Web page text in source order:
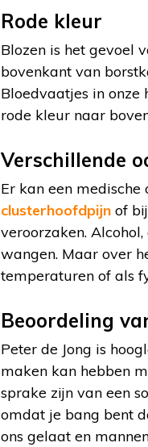
Rode kleur
Blozen is het gevoel
bovenkant van
Bloedvaatjes in
rode kleur naar
Verschillende
Er kan een
clusterhoofdpijn of
veroorzaken.
wangen. Maar over
temperaturen of als
Beoordeling
Peter de Jong is
maken kan hebben
sprake zijn van een
omdat je bang bent
ons gelaat en